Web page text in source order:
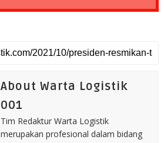
About Warta Logistik
001
Tim Redaktur Warta Logistik
merupakan profesional dalam bidang